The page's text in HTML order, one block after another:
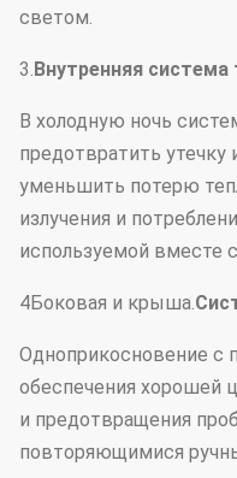
светом.
3.Внутренняя система
В холодную ночь
предотвратить утечку
уменьшить потерю
излучения и
используемой вместе
4Боковая и крыша.
Одноприкосновение с
обеспечения хорошей
и предотвращения
повторяющимися